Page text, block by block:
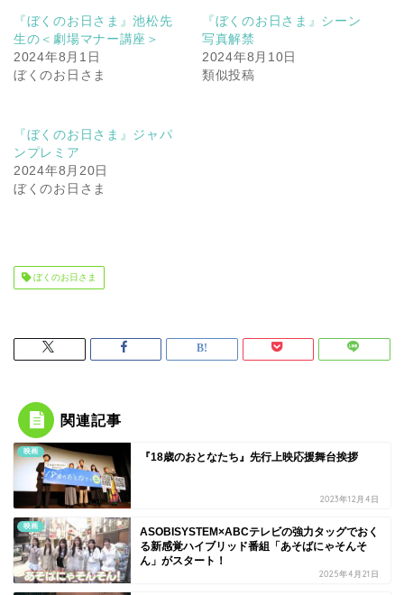
『ぼくのお日さま』池松先
生の＜劇場マナー講座＞
2024年8月1日
ぼくのお日さま
『ぼくのお日さま』シーン
写真解禁
2024年8月10日
類似投稿
『ぼくのお日さま』ジャパ
ンプレミア
2024年8月20日
ぼくのお日さま
ぼくのお日さま
関連記事
映画 『18歳のおとなたち』先行上映応援舞台挨拶
2023年12月4日
映画
ASOBISYSTEM×ABCテレビの強力タッグでおく
る新感覚ハイブリッド番組「あそばにゃそんそ
ん」がスタート！
2025年4月21日